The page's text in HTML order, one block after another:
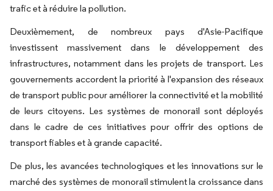
trafic et à réduire la pollution.
Deuxièmement, de nombreux pays d'Asie-Pacifique
investissent massivement dans le développement des
infrastructures, notamment dans les projets de transport. Les
gouvernements accordent la priorité à l'expansion des réseaux
de transport public pour améliorer la connectivité et la mobilité
de leurs citoyens. Les systèmes de monorail sont déployés
dans le cadre de ces initiatives pour offrir des options de
transport fiables et à grande capacité.
De plus, les avancées technologiques et les innovations sur le
marché des systèmes de monorail stimulent la croissance dans